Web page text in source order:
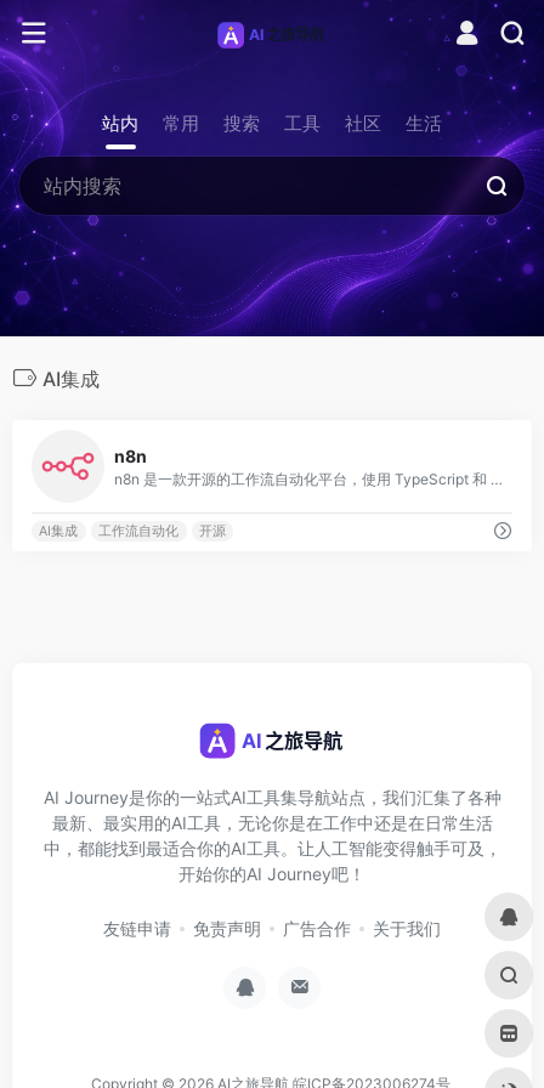
站内 常用 搜索 工具 社区 生活
AI集成
n8n
n8n 是一款开源的工作流自动化平台，使用 TypeScript 和 Vue.js 构建，支持通过可视化节点编排连接数百种 SaaS 服务与 API，实现无代码
AI集成 工作流自动化 开源
AI Journey是你的一站式AI工具集导航站点，我们汇集了各种
最新、最实用的AI工具，无论你是在工作中还是在日常生活
中，都能找到最适合你的AI工具。让人工智能变得触手可及，
开始你的AI Journey吧！
友链申请 免责声明 广告合作 关于我们
Copyright © 2026 AI之旅导航 皖ICP备2023006274号